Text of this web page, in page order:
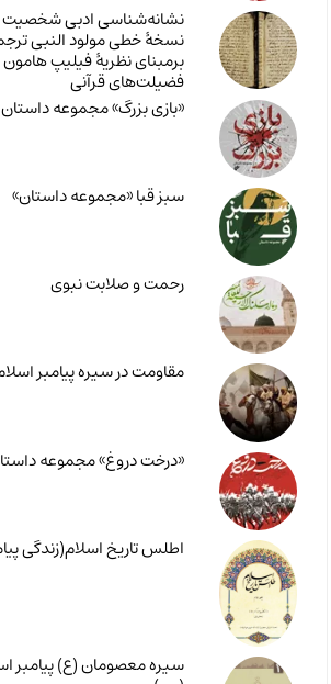
نشانه‌شناسی ادبی شخصیت
نسخۀ خطی مولود النبی
برمبنای نظریۀ فیلیپ هامون
فضیلت‌های قرآنی
«بازی بزرگ» مجموعه داستان
سبز قبا «مجموعه داستان»
رحمت و صلابت نبوی
مقاومت در سیره پیامبر
«درخت دروغ» مجموعه
اطلس تاریخ اسلام(زندگی
سیره معصومان (ع) پیامبر